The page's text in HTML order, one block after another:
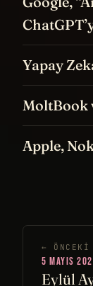
Yapay
MoltBook
Apple,
←
5 MAYIS
Eylül